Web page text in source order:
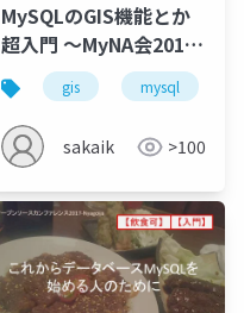
MySQLのGIS機能とか
超入門 ～MyNA会2018
年7月
gis mysql
sakaik >100